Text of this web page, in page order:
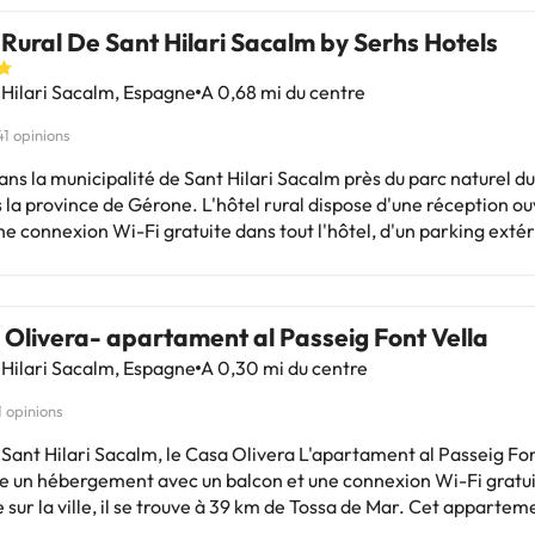
De Sant Hilari Sacalm by Serhs Hotels
Sacalm, Espagne A 0,68 mi du centre
opinions
la municipalité de Sant Hilari Sacalm près du parc naturel
Gérone. L'hôtel rural dispose d'une réception ouverte 24h /
connexion Wi-Fi gratuite dans tout l'hôtel, d'un parking
couverte. Aussi pendant les mois les plus froids, la piscine
Vous pouvez profiter de la piscine toute l'année quelles
L'hôtel propose également un espace verger et une
où les familles peuvent voir comment différents légumes
sont cultivés et cultivés. Ils peuvent également rencontrer
chèvres, des canards, des lapins et des poneys :-) Les familles peuvent
s'amuser dans le parc aventure, situé à quelques mètres
dans les arbres propose différents circuits et
Olivera- apartament al Passeig Font Vella
Sacalm, Espagne A 0,30 mi du centre
opinions
Hilari Sacalm, le Casa Olivera L'apartament al Passeig
un hébergement avec un balcon et une connexion Wi-Fi
la ville, il se trouve à 39 km de Tossa de Mar. Cet appartement